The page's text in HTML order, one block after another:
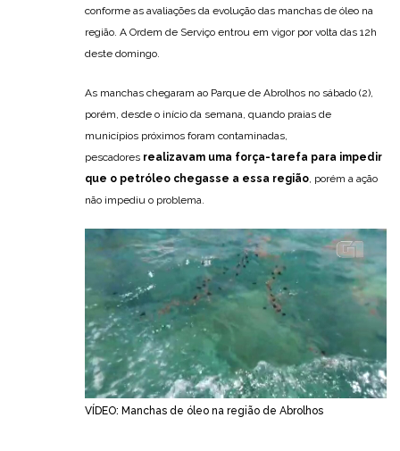
conforme as avaliações da evolução das manchas de óleo na
região. A Ordem de Serviço entrou em vigor por volta das 12h
deste domingo.
As manchas chegaram ao Parque de Abrolhos no sábado (2),
porém, desde o início da semana, quando praias de
municípios próximos foram contaminadas,
pescadores realizavam uma força-tarefa para impedir
que o petróleo chegasse a essa região, porém a ação
não impediu o problema.
VÍDEO: Manchas de óleo na região de Abrolhos